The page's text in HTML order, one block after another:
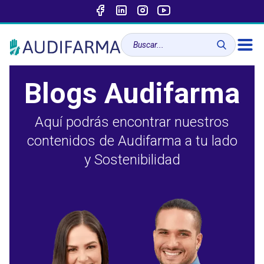
Blogs Audifarma
Aquí podrás encontrar nuestros
contenidos de Audifarma a tu lado
y Sostenibilidad